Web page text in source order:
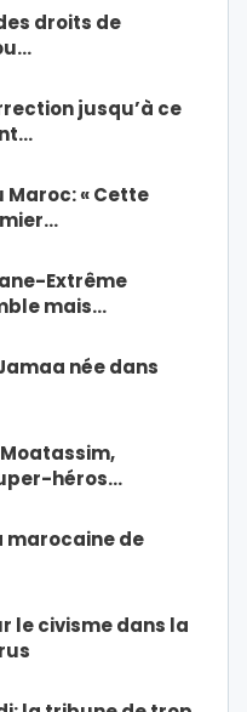
droits de
jusqu’à ce
« Cette
Extrême
mais…
née dans
héros…
marocaine de
le civisme dans la